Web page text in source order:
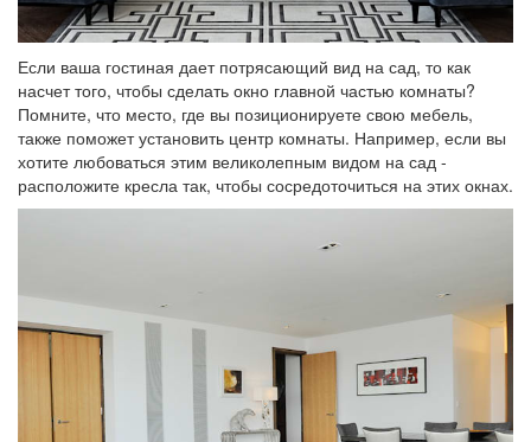
Если ваша гостиная дает потрясающий вид на сад, то как
насчет того, чтобы сделать окно главной частью комнаты?
Помните, что место, где вы позиционируете свою мебель,
также поможет установить центр комнаты. Например, если вы
хотите любоваться этим великолепным видом на сад -
расположите кресла так, чтобы сосредоточиться на этих окнах.